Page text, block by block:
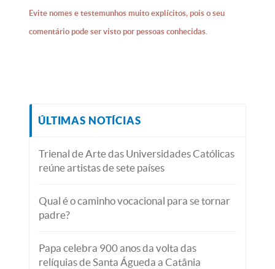
Evite nomes e testemunhos muito explícitos, pois o seu
comentário pode ser visto por pessoas conhecidas.
ÚLTIMAS NOTÍCIAS
Trienal de Arte das Universidades Católicas
reúne artistas de sete países
Qual é o caminho vocacional para se tornar
padre?
Papa celebra 900 anos da volta das
relíquias de Santa Águeda a Catânia